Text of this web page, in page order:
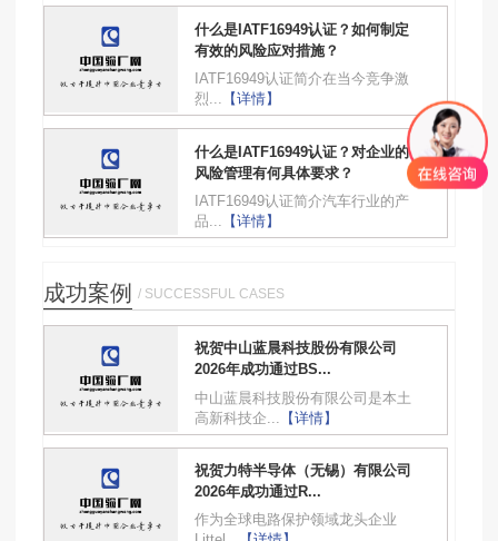
什么是IATF16949认证？如何制定
有效的风险应对措施？
IATF16949认证简介在当今竞争激
烈...
【详情】
什么是IATF16949认证？对企业的
风险管理有何具体要求？
IATF16949认证简介汽车行业的产
品...
【详情】
成功案例 / SUCCESSFUL CASES
祝贺中山蓝晨科技股份有限公司
2026年成功通过BS...
中山蓝晨科技股份有限公司是本土
高新科技企...
【详情】
祝贺力特半导体（无锡）有限公司
2026年成功通过R...
作为全球电路保护领域龙头企业